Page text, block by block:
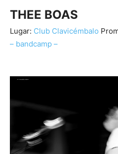
THEE BOAS
Lugar: Club Clavicémbalo
– bandcamp –